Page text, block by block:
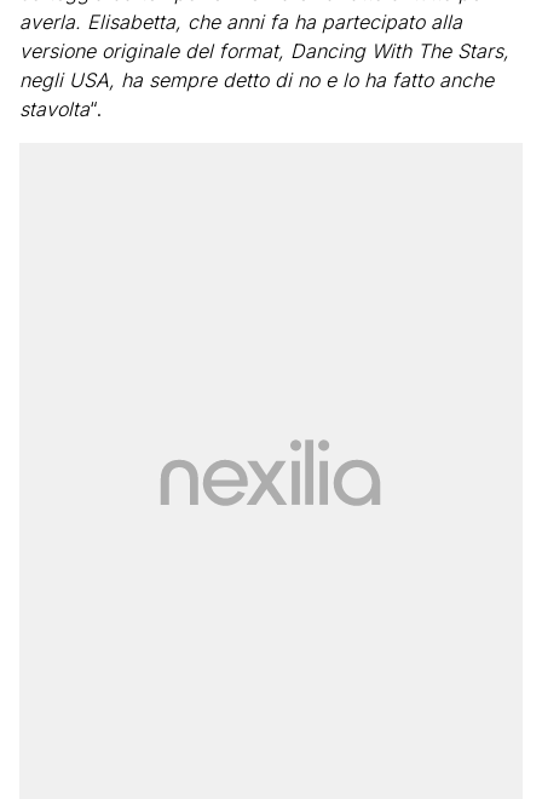
averla. Elisabetta, che anni fa ha partecipato alla
versione originale del format, Dancing With The Stars,
negli USA, ha sempre detto di no e lo ha fatto anche
stavolta“.